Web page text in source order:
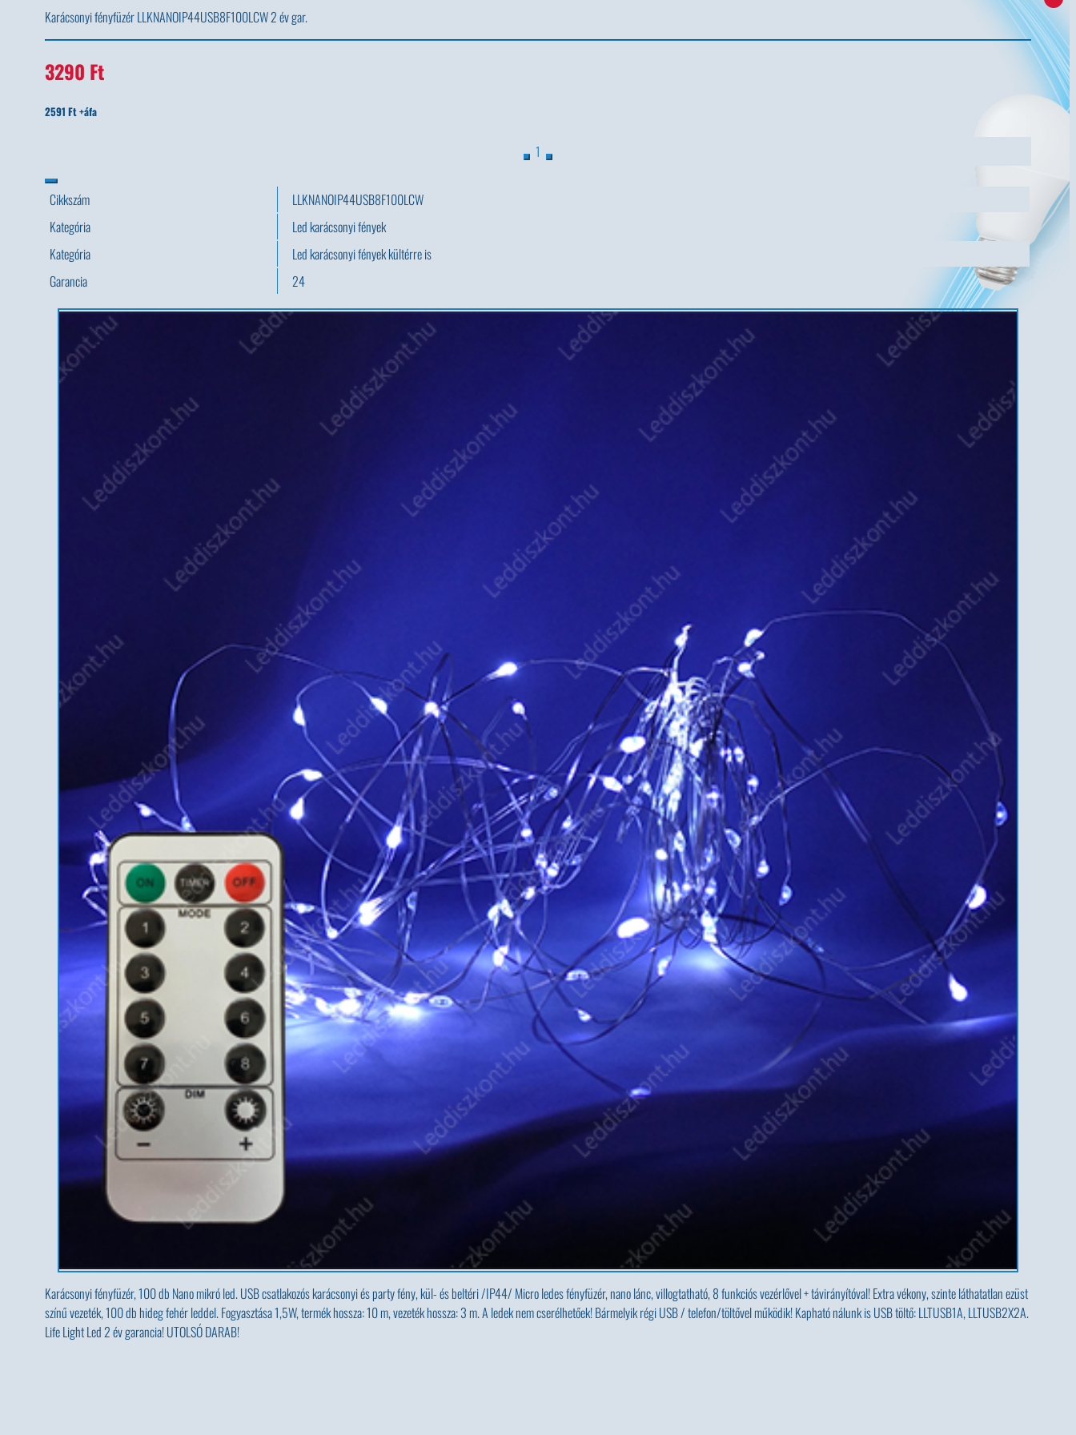
Karácsonyi fényfüzér LLKNANOIP44USB8F100LCW 2 év gar.
3290 Ft
2591 Ft +áfa
1
Cikkszám
LLKNANOIP44USB8F100LCW
Kategória
Led karácsonyi fények
Kategória
Led karácsonyi fények kültérre is
Garancia
24
Karácsonyi fényfüzér, 100 db Nano mikró led. USB csatlakozós karácsonyi és party fény, kül- és beltéri /IP44/ Micro ledes fényfüzér, nano lánc, villogtatható, 8 funkciós vezérlővel + távirányítóval! Extra vékony, szinte láthatatlan ezüst
színű vezeték, 100 db hideg fehér leddel. Fogyasztása 1,5W, termék hossza: 10 m, vezeték hossza: 3 m. A ledek nem cserélhetőek! Bármelyik régi USB / telefon/töltővel működik! Kapható nálunk is USB töltő: LLTUSB1A, LLTUSB2X2A.
Life Light Led 2 év garancia! UTOLSÓ DARAB!